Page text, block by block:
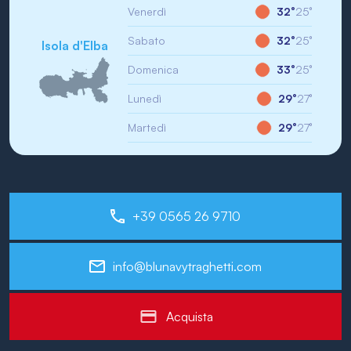
Isola d'Elba
Venerdì 32°25°
Sabato 32°25°
Domenica 33°25°
Lunedì 29°27°
Martedì 29°27°
+39 0565 26 9710
info@blunavytraghetti.com
Acquista